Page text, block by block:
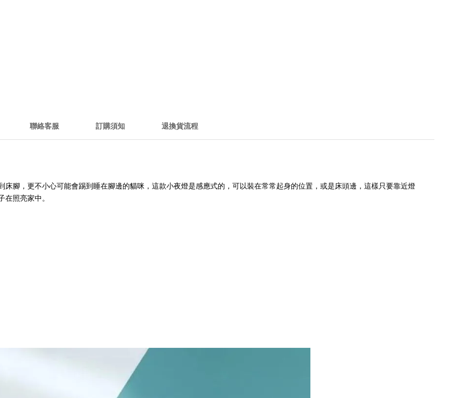
聯絡客服 訂購須知 退換貨流程
腳，更不小心可能會踢到睡在腳邊的貓咪，這款小夜燈是感應式的，可以裝在常常起身的位置，或是床頭邊，這樣只要靠近燈
照亮家中。